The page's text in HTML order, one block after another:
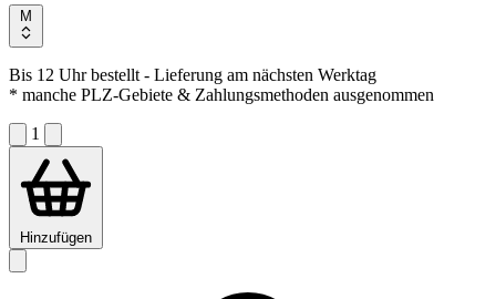
M
Bis 12 Uhr bestellt - Lieferung am nächsten Werktag
* manche PLZ-Gebiete & Zahlungsmethoden ausgenommen
1
Hinzufügen